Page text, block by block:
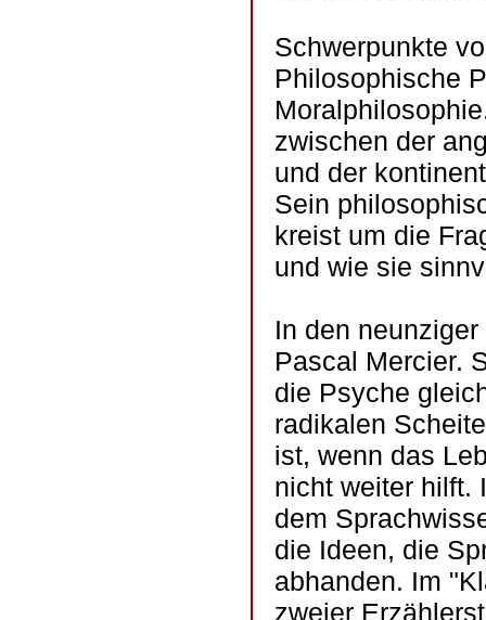
Schwerpunkte
Philosophische
zwischen der
und der
Sein
kreist um die
und wie sie
In den
Pascal Mercier.
die Psyche
radikalen
ist, wenn das
nicht weiter hilft.
dem
die Ideen, die
abhanden. Im
zweier